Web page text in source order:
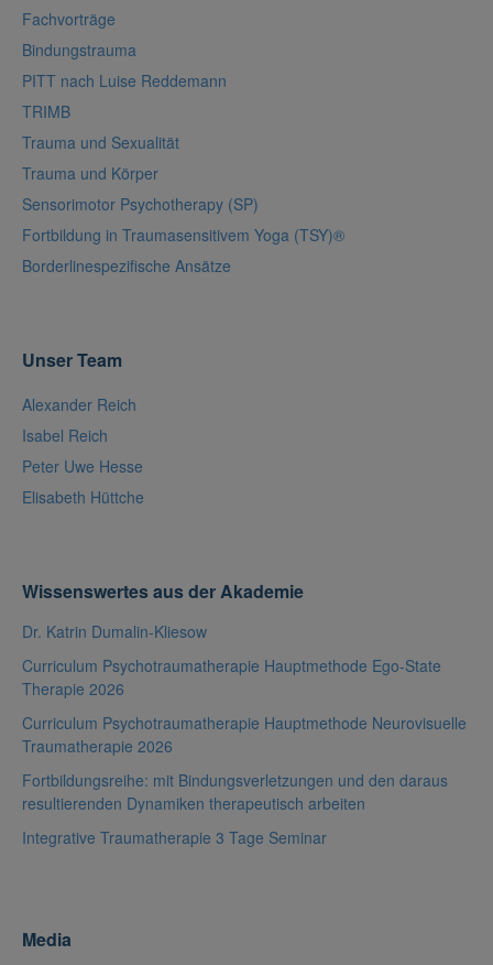
Fachvorträge
Bindungstrauma
PITT nach Luise Reddemann
TRIMB
Trauma und Sexualität
Trauma und Körper
Sensorimotor Psychotherapy (SP)
Fortbildung in Traumasensitivem Yoga (TSY)®
Borderlinespezifische Ansätze
Unser Team
Alexander Reich
Isabel Reich
Peter Uwe Hesse
Elisabeth Hüttche
Wissenswertes aus der Akademie
Dr. Katrin Dumalin-Kliesow
Curriculum Psychotraumatherapie Hauptmethode Ego-State
Therapie 2026
Curriculum Psychotraumatherapie Hauptmethode Neurovisuelle
Traumatherapie 2026
Fortbildungsreihe: mit Bindungsverletzungen und den daraus
resultierenden Dynamiken therapeutisch arbeiten
Integrative Traumatherapie 3 Tage Seminar
Media